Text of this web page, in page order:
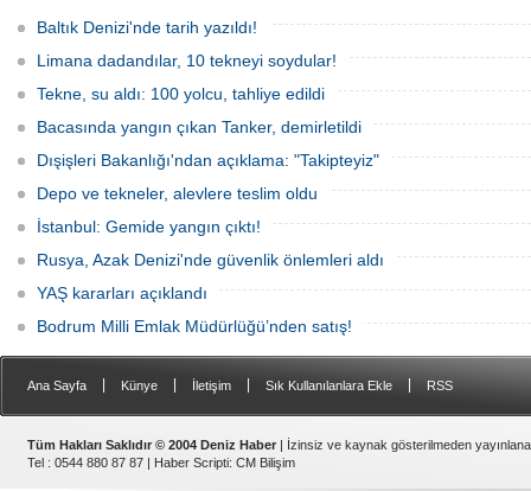
protesto gemisindeki 21 çevre aktivisti,
günlerdir gemiden çıkmalarına izin
verilmediğini ve temel haklarının ihlal
edildiğini öne sürdü. Mürettebatta iki
Britanyalı aktivist de bulunuyor.
Baltık Denizi'nde tarih yazıldı!
Limana dadandılar, 10 tekneyi soydular!
Tekne, su aldı: 100 yolcu, tahliye edildi
Bacasında yangın çıkan Tanker, demirletildi
Dışişleri Bakanlığı'ndan açıklama: "Takipteyiz"
Depo ve tekneler, alevlere teslim oldu
İstanbul: Gemide yangın çıktı!
Rusya, Azak Denizi'nde güvenlik önlemleri aldı
YAŞ kararları açıklandı
Bodrum Milli Emlak Müdürlüğü’nden satış!
Ana Sayfa Künye İletişim Sık Kullanılanlara Ekle RSS
Tüm Hakları Saklıdır © 2004 Deniz Haber | İzinsiz ve kaynak gösterilmeden
Tel : 0544 880 87 87 | Haber Scripti: CM Bilişim